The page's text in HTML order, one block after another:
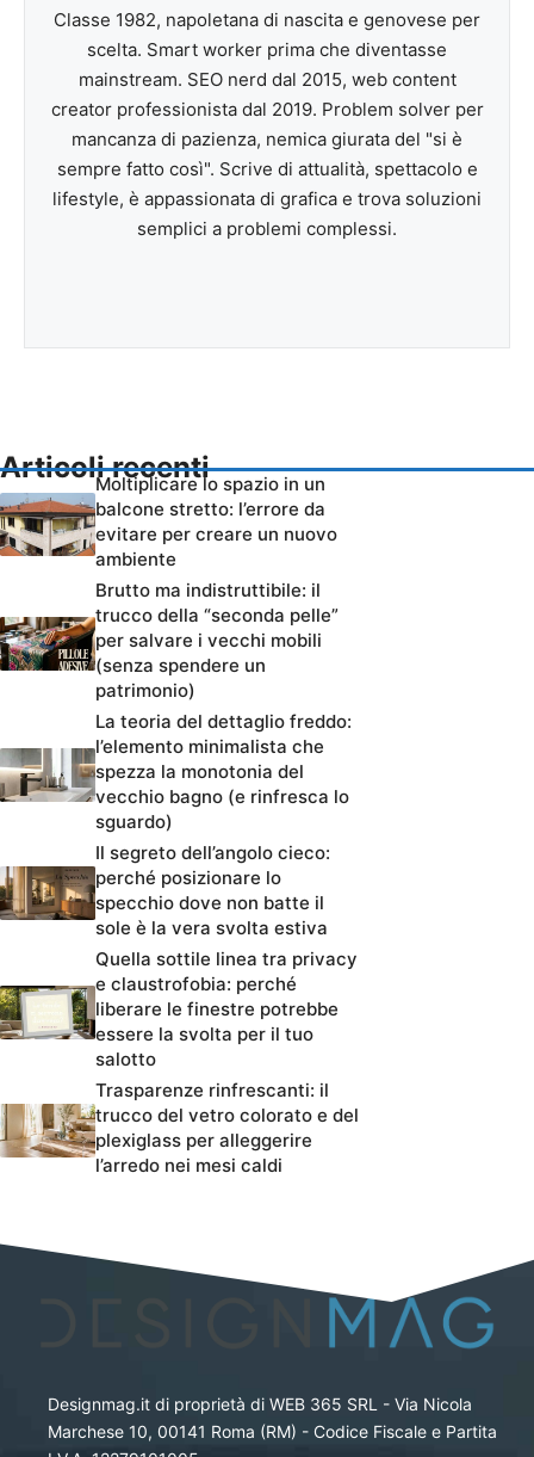
Classe 1982, napoletana di nascita e genovese per
scelta. Smart worker prima che diventasse
mainstream. SEO nerd dal 2015, web content
creator professionista dal 2019. Problem solver per
mancanza di pazienza, nemica giurata del "si è
sempre fatto così". Scrive di attualità, spettacolo e
lifestyle, è appassionata di grafica e trova soluzioni
semplici a problemi complessi.
Articoli recenti
Moltiplicare lo spazio in un
balcone stretto: l’errore da
evitare per creare un nuovo
ambiente
Brutto ma indistruttibile: il
trucco della “seconda pelle”
per salvare i vecchi mobili
(senza spendere un
patrimonio)
La teoria del dettaglio freddo:
l’elemento minimalista che
spezza la monotonia del
vecchio bagno (e rinfresca lo
sguardo)
Il segreto dell’angolo cieco:
perché posizionare lo
specchio dove non batte il
sole è la vera svolta estiva
Quella sottile linea tra privacy
e claustrofobia: perché
liberare le finestre potrebbe
essere la svolta per il tuo
salotto
Trasparenze rinfrescanti: il
trucco del vetro colorato e del
plexiglass per alleggerire
l’arredo nei mesi caldi
Designmag.it di proprietà di WEB 365 SRL - Via Nicola
Marchese 10, 00141 Roma (RM) - Codice Fiscale e Partita